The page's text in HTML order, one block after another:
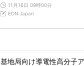
11月16日 09時00分
EDN Japan
基地局向け導電性高分子